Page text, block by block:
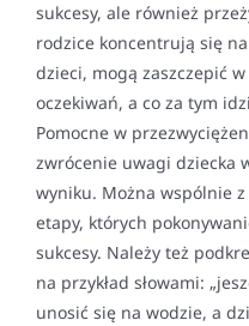
sukcesy, ale również
rodzice koncentrują się
dzieci, mogą zaszczepić
oczekiwań, a co za tym
Pomocne w
zwrócenie uwagi dziecka
wyniku. Można wspólnie z
etapy, których
sukcesy. Należy też
na przykład słowami:
unosić się na wodzie, a